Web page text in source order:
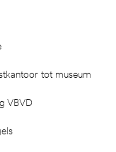
tot museum
VBVD